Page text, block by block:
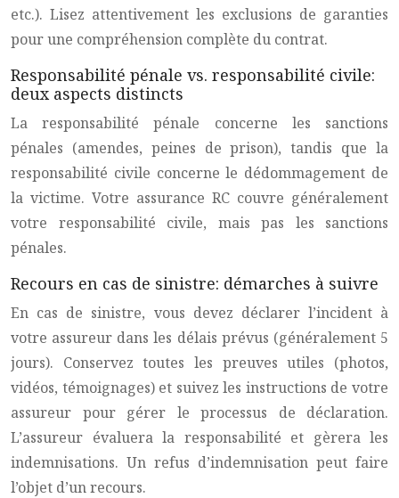
etc.). Lisez attentivement les exclusions de garanties
pour une compréhension complète du contrat.
Responsabilité pénale vs. responsabilité civile:
deux aspects distincts
La responsabilité pénale concerne les sanctions
pénales (amendes, peines de prison), tandis que la
responsabilité civile concerne le dédommagement de
la victime. Votre assurance RC couvre généralement
votre responsabilité civile, mais pas les sanctions
pénales.
Recours en cas de sinistre: démarches à suivre
En cas de sinistre, vous devez déclarer l’incident à
votre assureur dans les délais prévus (généralement 5
jours). Conservez toutes les preuves utiles (photos,
vidéos, témoignages) et suivez les instructions de votre
assureur pour gérer le processus de déclaration.
L’assureur évaluera la responsabilité et gèrera les
indemnisations. Un refus d’indemnisation peut faire
l’objet d’un recours.